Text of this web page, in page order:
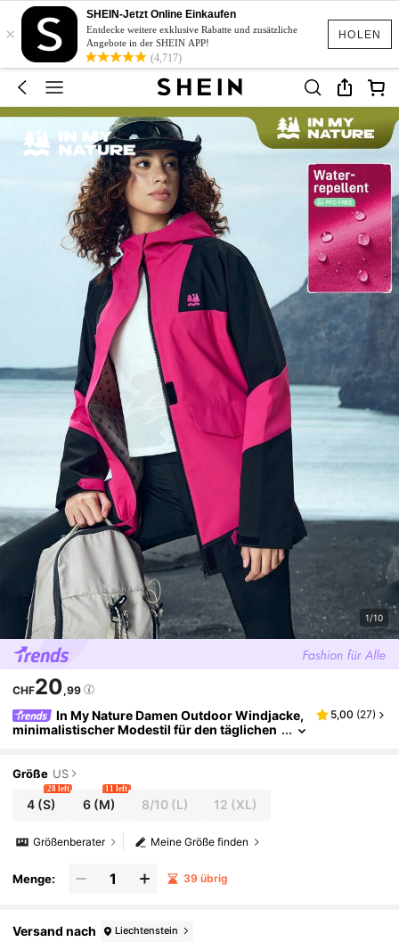
HOLEN
×
SHEIN-Jetzt Online Einkaufen
Entdecke weitere exklusive Rabatte und zusätzliche
Angebote in der SHEIN APP!
(4,717)
1/10
CHF20,99
In My Nature Damen Outdoor Windjacke,
minimalistischer Modestil für den täglichen
5,00 (27)
Größe US
4 (S)
28 left
6 (M)
11 left
8/10(L) 12 (XL)
Meine Größe finden
Größenberater
Menge: 39 übrig
Versand nach Liechtenstein